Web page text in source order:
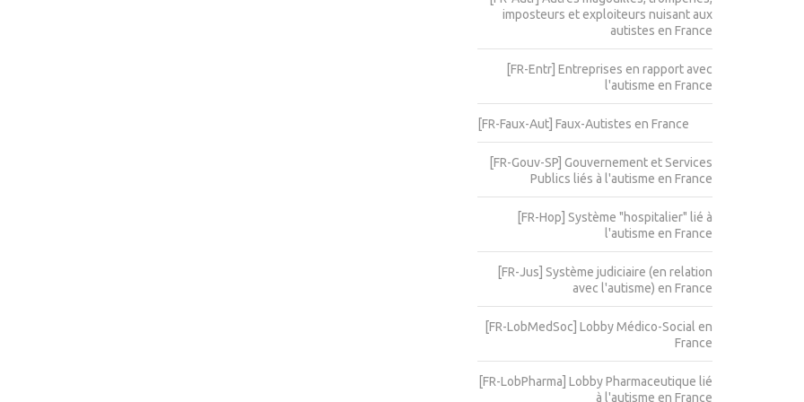
imposteurs et exploiteurs nuisant aux
autistes en France
[FR-Entr] Entreprises en rapport avec
l'autisme en France
[FR-Faux-Aut] Faux-Autistes en France
[FR-Gouv-SP] Gouvernement et Services
Publics liés à l'autisme en France
[FR-Hop] Système "hospitalier" lié à
l'autisme en France
[FR-Jus] Système judiciaire (en relation
avec l'autisme) en France
[FR-LobMedSoc] Lobby Médico-Social en
France
[FR-LobPharma] Lobby Pharmaceutique lié
à l'autisme en France